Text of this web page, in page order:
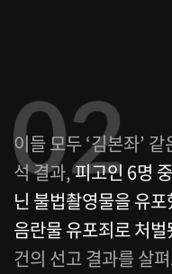
이들 모두 ‘김본좌’
석 결과,피고인 6명
닌 불법촬영물을 유
음란물 유포죄로 처벌
건의 선고 결과를 살